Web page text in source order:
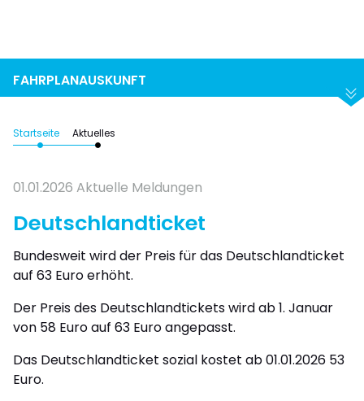
FAHRPLANAUSKUNFT
Startseite Aktuelles
01.01.2026 Aktuelle Meldungen
Deutschlandticket
Bundesweit wird der Preis für das Deutschlandticket
auf 63 Euro erhöht.
Der Preis des Deutschlandtickets wird ab 1. Januar
von 58 Euro auf 63 Euro angepasst.
Das Deutschlandticket sozial kostet ab 01.01.2026 53
Euro.